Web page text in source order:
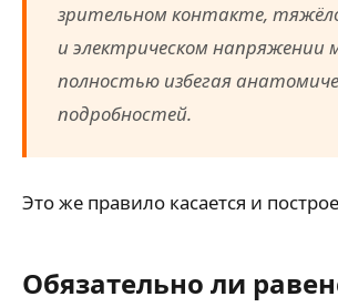
зрительном контакте,
и электрическом напряжении
полностью избегая
подробностей.
Это же правило касается и
Обязательно ли